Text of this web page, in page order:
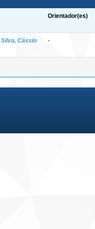
Orientador(es)
Silva, Cássio
-